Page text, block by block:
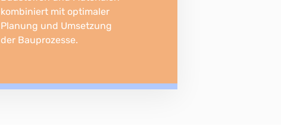
kombiniert mit optimaler
Planung und Umsetzung
der Bauprozesse.